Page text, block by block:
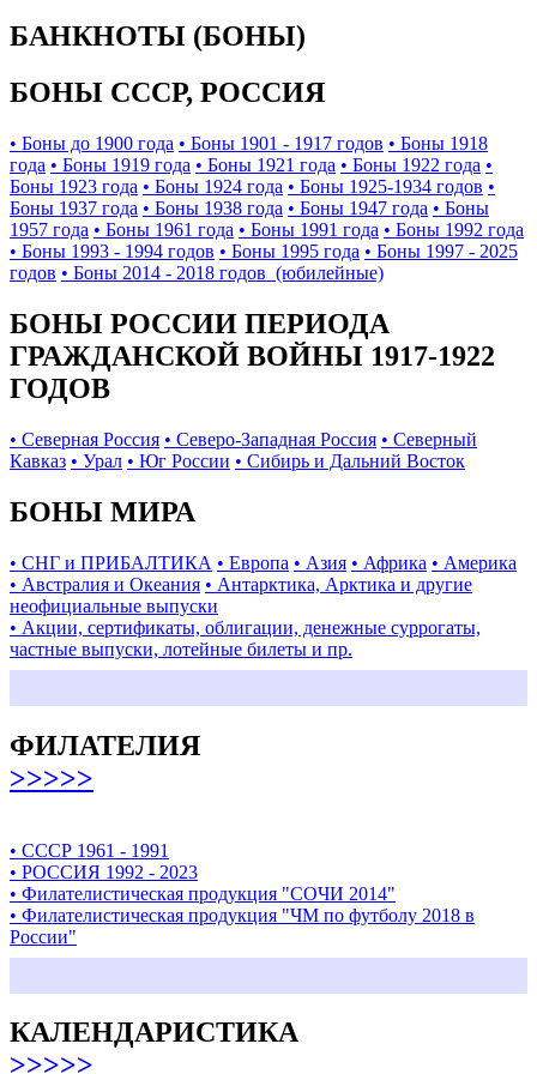
БАНКНОТЫ (БОНЫ)
БОНЫ СССР, РОССИЯ
• Боны до 1900 года • Боны 1901 - 1917 годов • Боны 1918
года • Боны 1919 года • Боны 1921 года • Боны 1922 года •
Боны 1923 года • Боны 1924 года • Боны 1925-1934 годов •
Боны 1937 года • Боны 1938 года • Боны 1947 года • Боны
1957 года • Боны 1961 года • Боны 1991 года • Боны 1992 года
• Боны 1993 - 1994 годов • Боны 1995 года • Боны 1997 - 2025
годов • Боны 2014 - 2018 годов (юбилейные)
БОНЫ РОССИИ ПЕРИОДА
ГРАЖДАНСКОЙ ВОЙНЫ 1917-1922
ГОДОВ
• Северная Россия • Северо-Западная Россия • Северный
Кавказ • Урал • Юг России • Сибирь и Дальний Восток
БОНЫ МИРА
• СНГ и ПРИБАЛТИКА • Европа • Азия • Африка • Америка
• Австралия и Океания • Антарктика, Арктика и другие
неофициальные выпуски
• Акции, сертификаты, облигации, денежные суррогаты,
частные выпуски, лотейные билеты и пр.
ФИЛАТЕЛИЯ
>>>>>
• СССР 1961 - 1991
• РОССИЯ 1992 - 2023
• Филателистическая продукция "СОЧИ 2014"
• Филателистическая продукция "ЧМ по футболу 2018 в
России"
КАЛЕНДАРИСТИКА
>>>>>